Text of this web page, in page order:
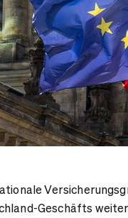
Geschäfts